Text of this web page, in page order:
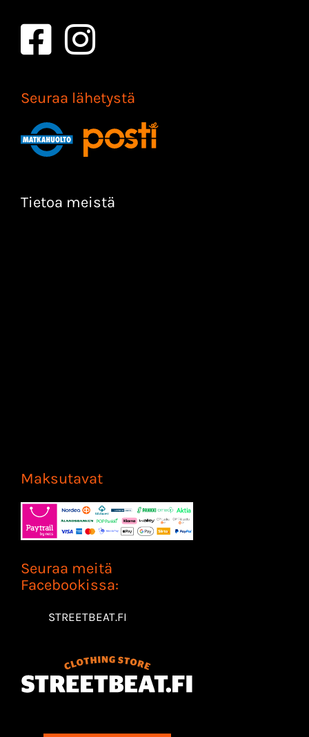
Seuraa lähetystä
Tietoa meistä
Maksutavat
Seuraa meitä
Facebookissa:
STREETBEAT.FI